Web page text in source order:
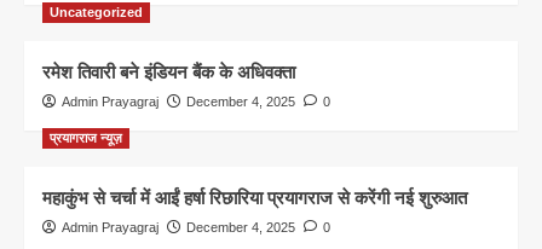
Uncategorized
रमेश तिवारी बने इंडियन बैंक के अधिवक्ता
Admin Prayagraj December 4, 2025 0
प्रयागराज न्यूज़
महाकुंभ से चर्चा में आईं हर्षा रिछारिया प्रयागराज से करेंगी नई शुरुआत
Admin Prayagraj December 4, 2025 0